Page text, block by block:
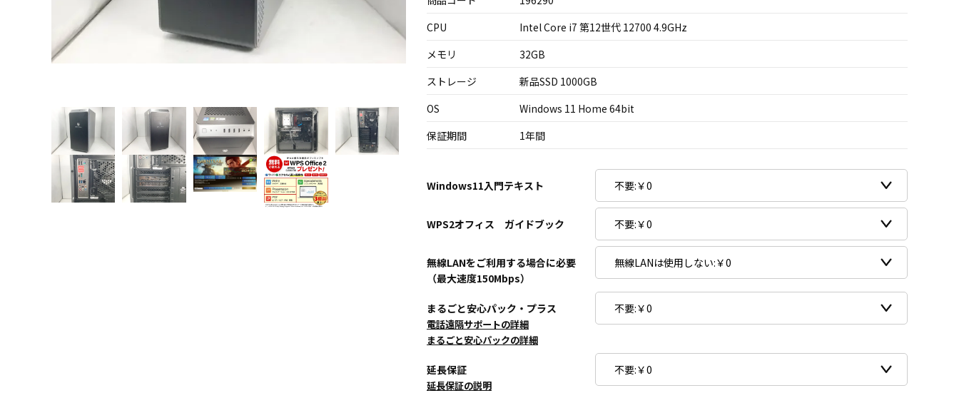
CPU
Intel Core i7 第12世代 12700 4.9GHz
メモリ
32GB
ストレージ
新品SSD 1000GB
OS
Windows 11 Home 64bit
保証期間
1年間
Windows11入門テキスト
WPS2オフィス ガイドブック
無線LANをご利用する場合に必要
（最大速度150Mbps）
まるごと安心パック・プラス
電話遠隔サポートの詳細
まるごと安心パックの詳細
延長保証
延長保証の説明